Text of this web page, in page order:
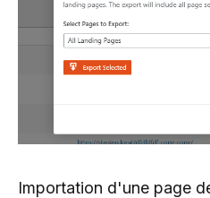
Importation d'une page